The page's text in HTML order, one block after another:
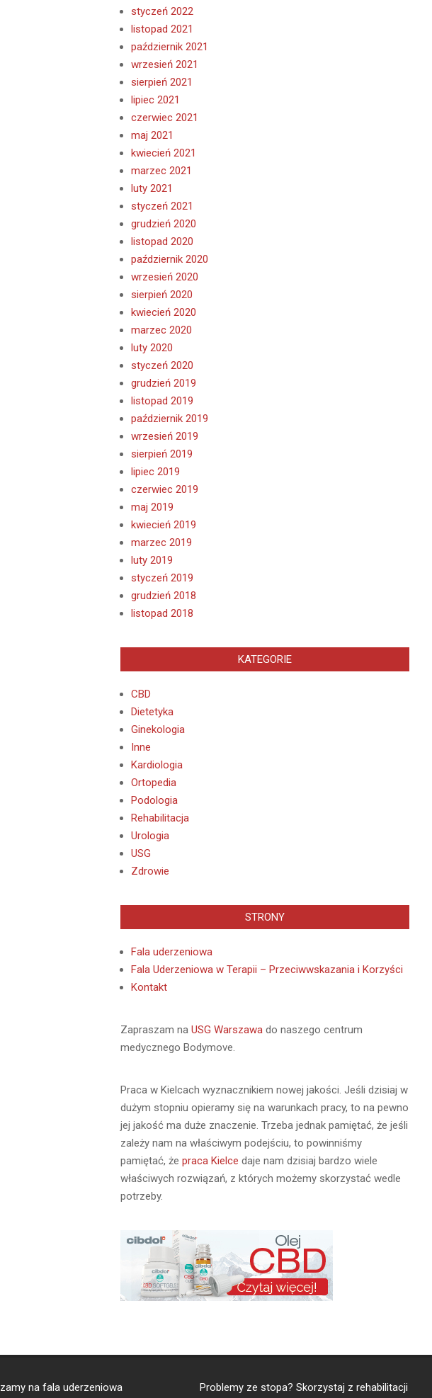
styczeń 2022
listopad 2021
październik 2021
wrzesień 2021
sierpień 2021
lipiec 2021
czerwiec 2021
maj 2021
kwiecień 2021
marzec 2021
luty 2021
styczeń 2021
grudzień 2020
listopad 2020
październik 2020
wrzesień 2020
sierpień 2020
kwiecień 2020
marzec 2020
luty 2020
styczeń 2020
grudzień 2019
listopad 2019
październik 2019
wrzesień 2019
sierpień 2019
lipiec 2019
czerwiec 2019
maj 2019
kwiecień 2019
marzec 2019
luty 2019
styczeń 2019
grudzień 2018
listopad 2018
KATEGORIE
CBD
Dietetyka
Ginekologia
Inne
Kardiologia
Ortopedia
Podologia
Rehabilitacja
Urologia
USG
Zdrowie
STRONY
Fala uderzeniowa
Fala Uderzeniowa w Terapii – Przeciwwskazania i Korzyści
Kontakt
Zapraszam na USG Warszawa do naszego centrum
medycznego Bodymove.
Praca w Kielcach wyznacznikiem nowej jakości. Jeśli dzisiaj w
dużym stopniu opieramy się na warunkach pracy, to na pewno
jej jakość ma duże znaczenie. Trzeba jednak pamiętać, że jeśli
zależy nam na właściwym podejściu, to powinniśmy
pamiętać, że praca Kielce daje nam dzisiaj bardzo wiele
właściwych rozwiązań, z których możemy skorzystać wedle
potrzeby.
na fala uderzeniowa Problemy ze stopa? Skorzystaj z rehabilitacji